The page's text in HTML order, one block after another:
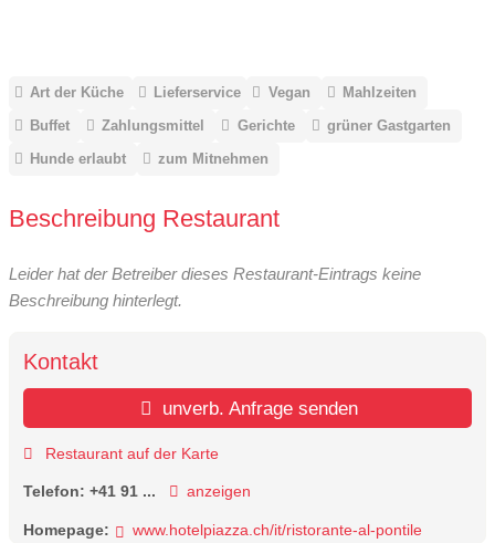
Art der Küche Lieferservice Vegan
Mahlzeiten
Buffet
Zahlungsmittel Gerichte
grüner Gastgarten
Hunde erlaubt
zum Mitnehmen
Beschreibung Restaurant
Leider hat der Betreiber dieses Restaurant-Eintrags keine
Beschreibung hinterlegt.
Kontakt
unverb. Anfrage senden
Restaurant auf der Karte
Telefon: +41 91 ... anzeigen
Homepage: www.hotelpiazza.ch/it/ristorante-al-pontile